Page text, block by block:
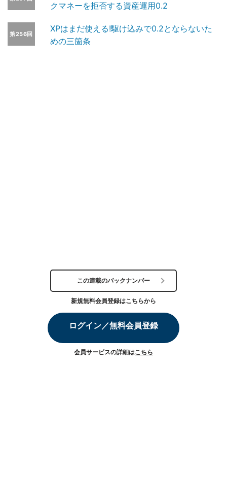
クマネーを拒否する資産運用0.2
第256回
XPはまだ使える!駆け込みで0.2とならないた
めの三箇条
この連載のバックナンバー
新規無料会員登録はこちらから
ログイン／無料会員登録
会員サービスの詳細はこちら